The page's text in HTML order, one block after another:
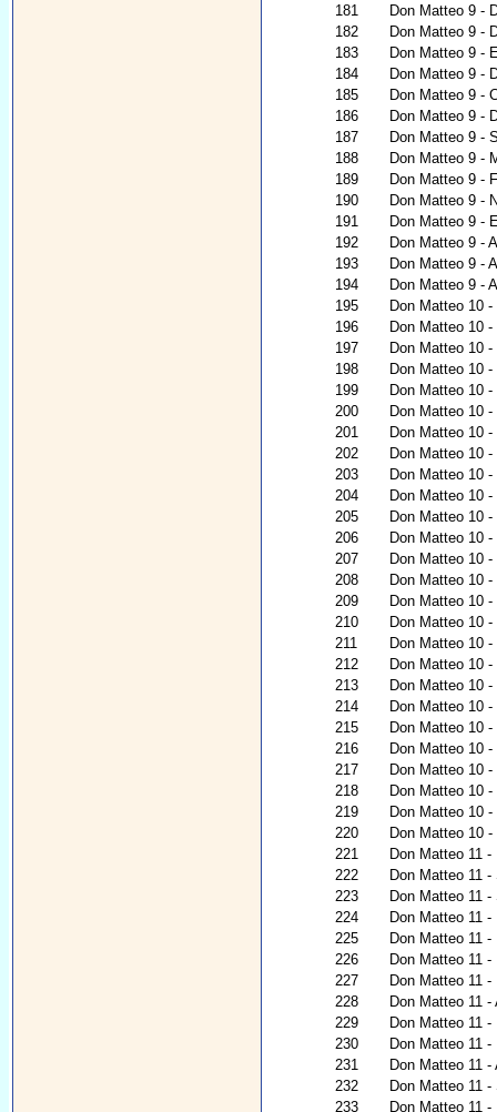
181
Don Matteo 9 -
182
Don Matteo 9 -
183
Don Matteo 9 -
184
Don Matteo 9 -
185
Don Matteo 9 -
186
Don Matteo 9 -
187
Don Matteo 9 -
188
Don Matteo 9 -
189
Don Matteo 9 -
190
Don Matteo 9 -
191
Don Matteo 9 -
192
Don Matteo 9 -
193
Don Matteo 9 -
194
Don Matteo 9 -
195
Don Matteo 10 -
196
Don Matteo 10
197
Don Matteo 10
198
Don Matteo 10
199
Don Matteo 10
200
Don Matteo 10
201
Don Matteo 10
202
Don Matteo 10
203
Don Matteo 10
204
Don Matteo 10
205
Don Matteo 10
206
Don Matteo 10
207
Don Matteo 10
208
Don Matteo 10
209
Don Matteo 10
210
Don Matteo 10
211
Don Matteo 10
212
Don Matteo 10
213
Don Matteo 10 -
214
Don Matteo 10 -
215
Don Matteo 10
216
Don Matteo 10
217
Don Matteo 10
218
Don Matteo 10
219
Don Matteo 10 -
220
Don Matteo 10
221
Don Matteo 11 -
222
Don Matteo 11
223
Don Matteo 11
224
Don Matteo 11
225
Don Matteo 11
226
Don Matteo 11
227
Don Matteo 11
228
Don Matteo 11
229
Don Matteo 11
230
Don Matteo 11
231
Don Matteo 11
232
Don Matteo 11
233
Don Matteo 11 -